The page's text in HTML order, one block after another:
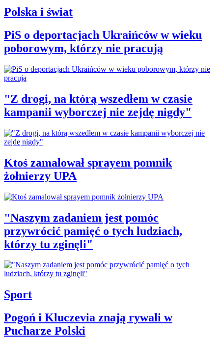
Polska i świat
PiS o deportacjach Ukraińców w wieku
poborowym, którzy nie pracują
"Z drogi, na którą wszedłem w czasie
kampanii wyborczej nie zejdę nigdy"
Ktoś zamalował sprayem pomnik
żołnierzy UPA
"Naszym zadaniem jest pomóc
przywrócić pamięć o tych ludziach,
którzy tu zginęli"
Sport
Pogoń i Kluczevia znają rywali w
Pucharze Polski